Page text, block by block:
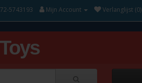
5743193 Mijn Account Verlanglijst (0)